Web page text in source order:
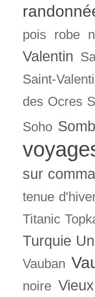
pois
robe
Valentin
Saint-
des Ocres
Soho
sur
tenue
Titanic
Turquie
Vauban
noire